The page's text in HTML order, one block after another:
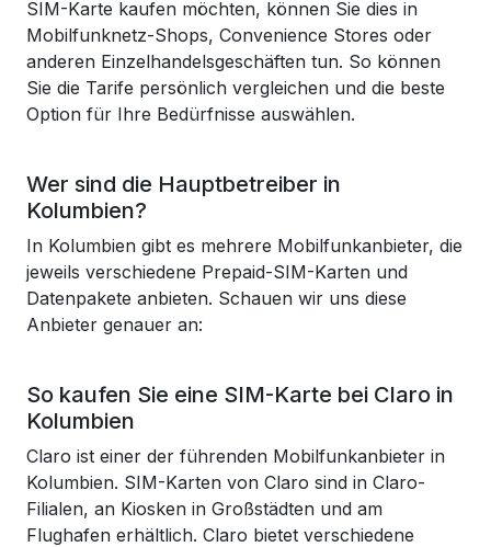
SIM-Karte kaufen möchten, können Sie dies in
Mobilfunknetz-Shops, Convenience Stores oder
anderen Einzelhandelsgeschäften tun. So können
Sie die Tarife persönlich vergleichen und die beste
Option für Ihre Bedürfnisse auswählen.
Wer sind die Hauptbetreiber in
Kolumbien?
In Kolumbien gibt es mehrere Mobilfunkanbieter, die
jeweils verschiedene Prepaid-SIM-Karten und
Datenpakete anbieten. Schauen wir uns diese
Anbieter genauer an:
So kaufen Sie eine SIM-Karte bei Claro in
Kolumbien
Claro ist einer der führenden Mobilfunkanbieter in
Kolumbien. SIM-Karten von Claro sind in Claro-
Filialen, an Kiosken in Großstädten und am
Flughafen erhältlich. Claro bietet verschiedene